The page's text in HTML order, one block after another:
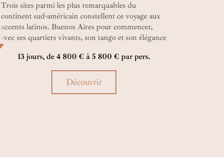
Trois sites parmi les plus remarquables du
continent sud-américain constellent ce voyage aux
accents latinos. Buenos Aires pour commencer,
avec ses quartiers vivants, son tango et son élégance
un peu hors du temps. Puis les chutes d’Iguazú,
impressionnantes, bruyantes, inoubliables
merveilles naturelles. Rio, enfin, lumineuse et
chaleureuse, entre océan et collines. Un itinéraire
pensé comme une odyssée en famille.
13 jours, de 4 800 € à 5 800 € par pers.
Découvrir